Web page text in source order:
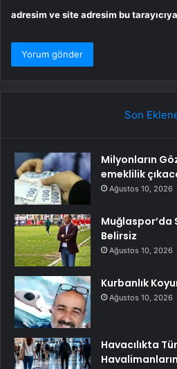
adresim ve site adresim bu
Son
Milyonların
emeklilik
Ağustos 10, 2026
Muğlaspor’da
Belirsiz
Ağustos 10, 2026
Kurbanlık
Ağustos 10, 2026
Havacılıkta